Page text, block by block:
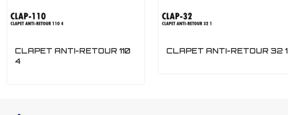
CLAPET ANTI-RETOUR 110
4
CLAPET ANTI-RETOUR 32 1